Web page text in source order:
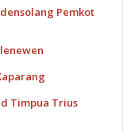
Pemkot
Timpua Trius